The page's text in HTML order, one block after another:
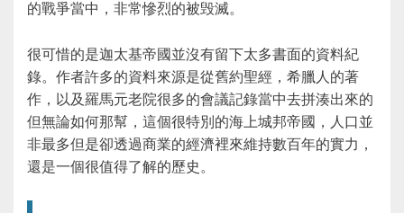
的戰爭當中，非常慘烈的被毁滅。
很可惜的是迦太基帝國並沒有留下太多書面的資料紀
錄。作者許多的資料來源是從舊約聖經，希臘人的著
作，以及羅馬元老院很多的會議記錄當中去拼湊出來的
但無論如何那幫，這個很特別的海上城邦帝國，人口並
非最多但是卻透過商業的經濟裡來維持數百年的實力，
還是一個很值得了解的歷史。